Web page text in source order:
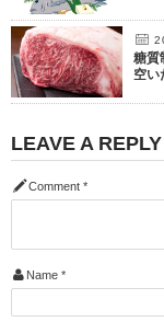
糖質
空い
LEAVE A REPLY
Comment *
Name *